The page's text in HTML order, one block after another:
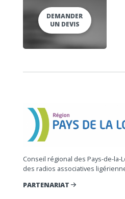
DEMANDER
UN DEVIS
Conseil régional des Pays-de-
des radios associatives
PARTENARIAT